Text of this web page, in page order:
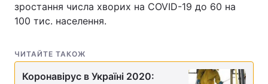
зростання числа хворих на COVID-19 до 60 на
100 тис. населення.
ЧИТАЙТЕ ТАКОЖ
Коронавірус в Україні 2020: